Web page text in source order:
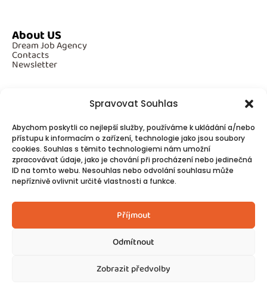
Spravovat Souhlas
Abychom poskytli co nejlepší služby, používáme k ukládání a/nebo
přístupu k informacím o zařízení, technologie jako jsou soubory
cookies. Souhlas s těmito technologiemi nám umožní
zpracovávat údaje, jako je chování při procházení nebo jedinečná
ID na tomto webu. Nesouhlas nebo odvolání souhlasu může
nepříznivě ovlivnit určité vlastnosti a funkce.
Příjmout
Odmítnout
Zobrazit předvolby
About US
Dream Job Agency
Contacts
Newsletter
Additional Information
GDPR
Cookies
Follow Us